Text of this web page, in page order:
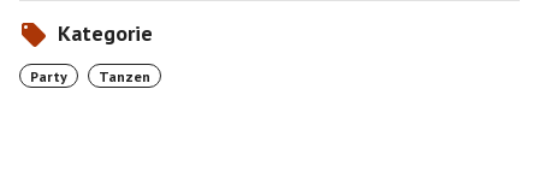
Kategorie
Party Tanzen